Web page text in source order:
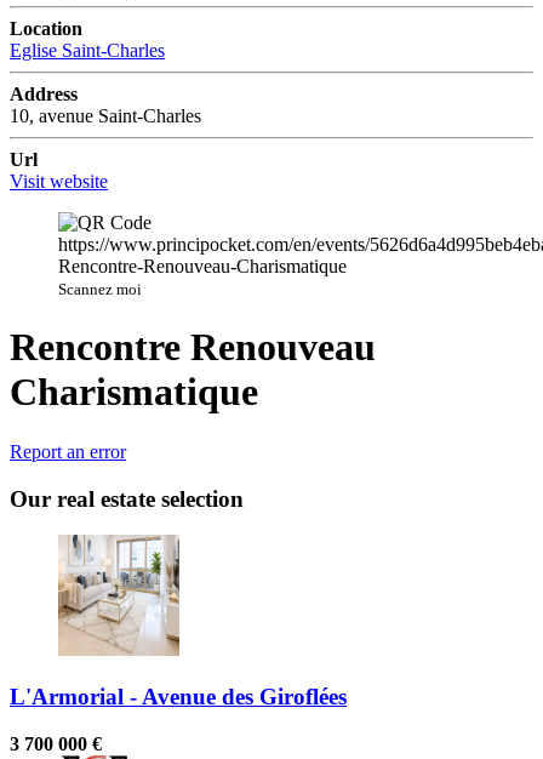
Location
Eglise Saint-Charles
Address
10, avenue Saint-Charles
Url
Visit website
Scannez moi
Rencontre Renouveau
Charismatique
Report an error
Our real estate selection
L'Armorial - Avenue des Giroflées
3 700 000 €